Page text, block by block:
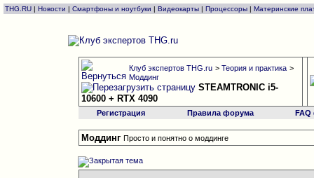
THG.RU | Новости | Смартфоны и ноутбуки | Видеокарты | Процессоры | Материнские
Клуб экспертов THG.ru > Теория и практика >
Моддинг
STEAMTRONIC i5-
10600 + RTX 4090
Регистрация Правила форума
Моддинг Просто и понятно о моддинге